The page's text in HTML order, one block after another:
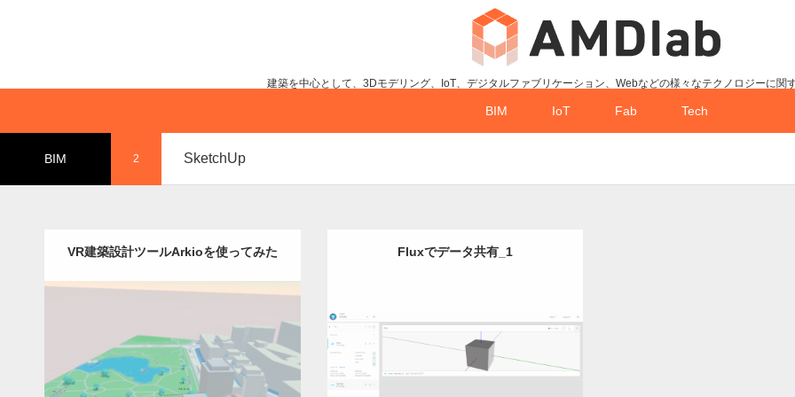
建築を中心として、3Dモデリング、IoT、デジタルファブリケーション、Webなどの様々なテクノロジーに関
BIM IoT Fab Tech
BIM 2 SketchUp
VR建築設計ツールArkioを使ってみた
Category:Revit Rhinoceros SketchUp
XR
Fluxでデータ共有_1
Category:
Dynamo Grasshopper
Rhinoceros
SketchUp アドイン
連携